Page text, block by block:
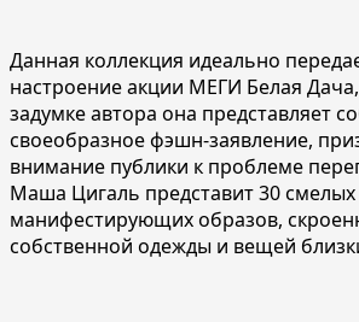
Данная коллекция идеально
настроение акции МЕГИ Белая Дача,
задумке автора она представляет
своеобразное фэшн-заявление,
внимание публики к проблеме
Маша Цигаль представит 30 смелых
манифестирующих образов,
собственной одежды и вещей